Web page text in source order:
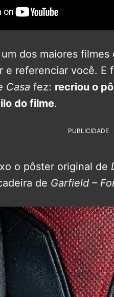
dos maiores
e referenciar você. E
Casa fez: recriou o
do filme.
PUBLICIDADE
o pôster original de
de Garfield –